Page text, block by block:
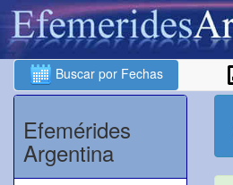
Buscar por Fechas
Efemérides
Argentina